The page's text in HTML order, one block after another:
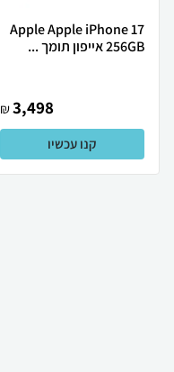
Apple Apple iPhone 17
256GB אייפון תומך ...
3,498
₪
קנו עכשיו